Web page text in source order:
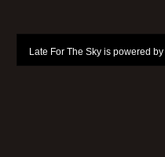
Late For The Sky is powered by